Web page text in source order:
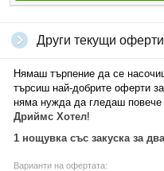
Други текущи оферти
Нямаш търпение да се
търсиш най-добрите оферти
няма нужда да гледаш
Дриймс Хотел!
1 нощувка със закуска за
Варианти на офертата: